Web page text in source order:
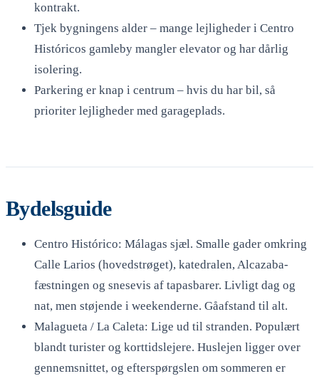
kontrakt.
Tjek bygningens alder – mange lejligheder i Centro
Históricos gamleby mangler elevator og har dårlig
isolering.
Parkering er knap i centrum – hvis du har bil, så
prioriter lejligheder med garageplads.
Bydelsguide
Centro Histórico: Málagas sjæl. Smalle gader omkring
Calle Larios (hovedstrøget), katedralen, Alcazaba-
fæstningen og snesevis af tapasbarer. Livligt dag og
nat, men støjende i weekenderne. Gåafstand til alt.
Malagueta / La Caleta: Lige ud til stranden. Populært
blandt turister og korttidslejere. Huslejen ligger over
gennemsnittet, og efterspørgslen om sommeren er